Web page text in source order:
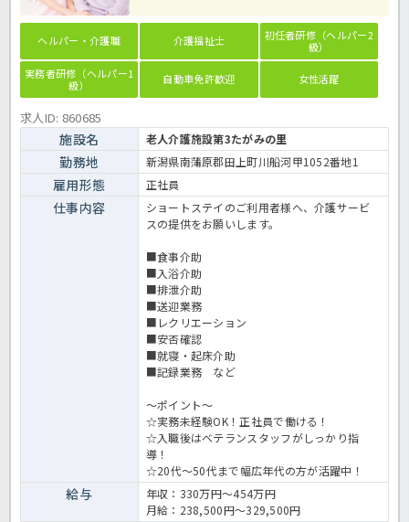
ヘルパー・介護職 介護福祉士
初任者研修（ヘルパー2
級）
実務者研修（ヘルパー1
級）
自動車免許歓迎 女性活躍
求人ID: 860685
施設名 老人介護施設第3たがみの里
勤務地 新潟県南蒲原郡田上町川船河甲1052番地1
雇用形態 正社員
仕事内容
ショートステイのご利用者様へ、介護サービ
スの提供をお願いします。
■食事介助
■入浴介助
■排泄介助
■送迎業務
■レクリエーション
■安否確認
■就寝・起床介助
■記録業務 など
～ポイント～
☆実務未経験OK！正社員で働ける！
☆入職後はベテランスタッフがしっかり指
導！
☆20代～50代まで幅広年代の方が活躍中！
給与
年収：330万円～454万円
月給：238,500円～329,500円